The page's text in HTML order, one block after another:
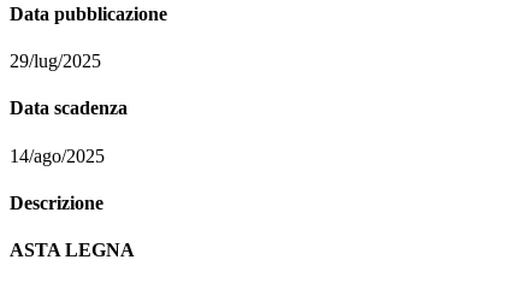
Data pubblicazione
29/lug/2025
Data scadenza
14/ago/2025
Descrizione
ASTA LEGNA